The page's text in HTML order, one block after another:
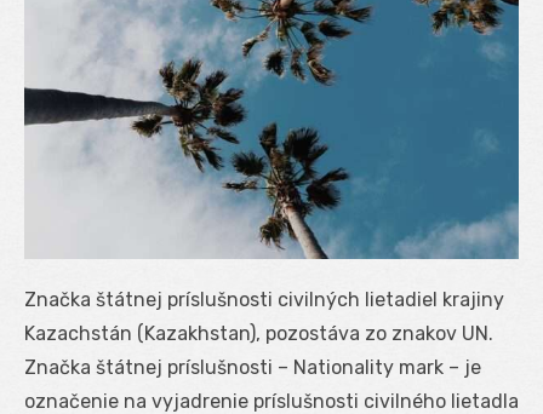
Značka štátnej príslušnosti civilných lietadiel krajiny
Kazachstán (Kazakhstan), pozostáva zo znakov UN.
Značka štátnej príslušnosti – Nationality mark – je
označenie na vyjadrenie príslušnosti civilného lietadla